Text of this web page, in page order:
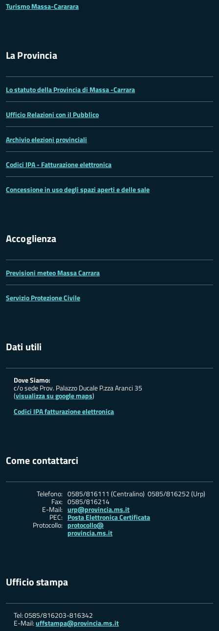
Turismo Massa-Cararara
La Provincia
Lo statuto della Provincia di Massa -Carrara
Ufficio Relazioni con il Pubblico
Archivio elezioni provinciali
Codici IPA - Fatturazione elettronica
Concessione in uso degli spazi aperti e delle sale
Accoglienza
Previsioni meteo Massa Carrara
Servizio Protezione Civile
Dati utili
Dove Siamo:
c/o sede Prov. Palazzo Ducale P.zza Aranci 35
(visualizza su google maps)
Codici IPA fatturazione elettronica
Come contattarci
Telefono: 0585/816111 (Centralino) 0585/816252 (Urp)
Fax: 0585/816214
E-Mail: urp@provincia.ms.it
PEC: Posta Elettronica Certificata
Protocollo: protocollo@
provincia.ms.it
Ufficio stampa
Tel: 0585/816203-816342
E-Mail:uffstampa@provincia.ms.it